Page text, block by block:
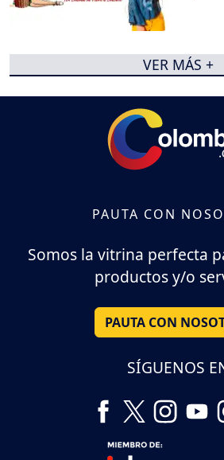
VER MÁS +
PAUTA CON
Somos la vitrina perfecta
productos y/o
PAUTA CON
SÍGUENOS